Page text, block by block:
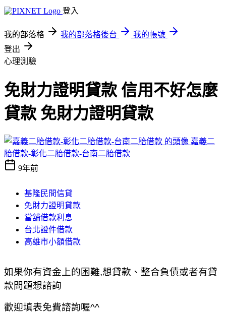
登入
我的部落格 我的部落格後台
我的帳號
登出
心理測驗
免財力證明貸款 信用不好怎麼
貸款 免財力證明貸款
嘉義二
胎借款-彰化二胎借款-台南二胎借款
9年前
基隆民間信貸
免財力證明貸款
當舖借款利息
台北證件借款
高雄市小額借款
如果你有資金上的困難,想貸款、整合負債或者有貸
款問題想諮詢
歡迎填表免費諮詢喔^^